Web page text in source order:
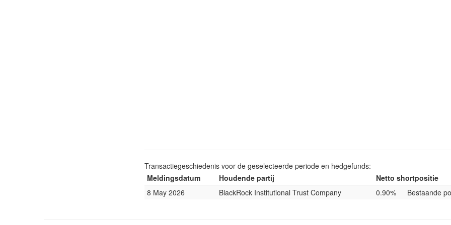
Transactiegeschiedenis voor de geselecteerde periode en hedgefunds:
Meldingsdatum
Houdende partij
Netto shortpositie
8 May 2026
BlackRock Institutional Trust Company 0.90% Bestaande